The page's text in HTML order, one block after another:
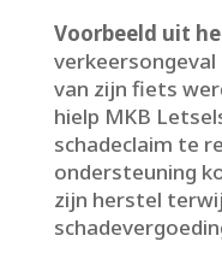
Voorbeeld uit
van zijn fiets
hielp MKB
schadeclaim te
ondersteuning
zijn herstel